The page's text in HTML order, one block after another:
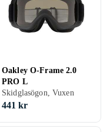
Oakley O-Frame 2.0
PRO L
Skidglasögon, Vuxen
441 kr